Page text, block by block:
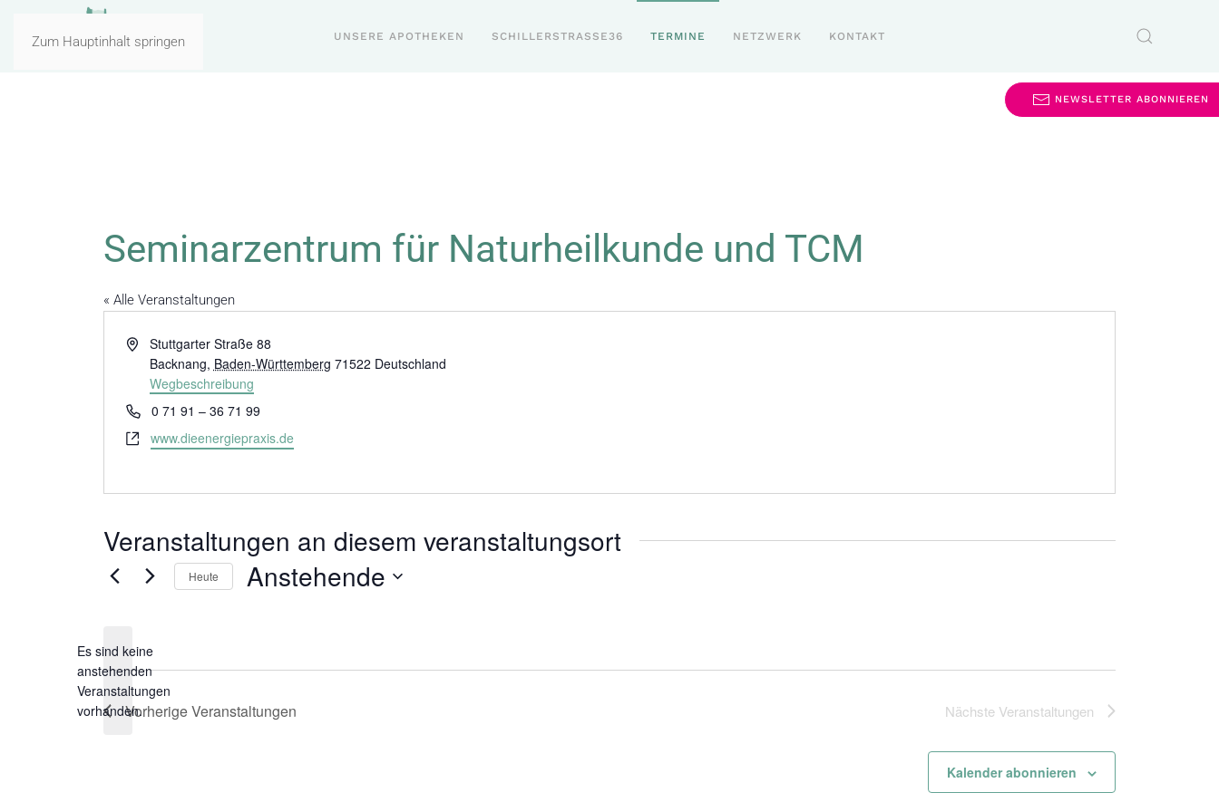
Zum Hauptinhalt springen UNSERE APOTHEKEN SCHILLERSTRASSE36 TERMINE NETZWERK KONTAKT
Seminarzentrum für Naturheilkunde und TCM
« Alle Veranstaltungen
AdresseStuttgarter Straße 88
Backnang, Baden-Württemberg 71522 Deutschland
Wegbeschreibung
Telefon0 71 91 – 36 71 99
Webseitewww.dieenergiepraxis.de
Veranstaltungen an diesem veranstaltungsort
Hinweis
Es sind keine
anstehenden
Veranstaltungen
vorhanden.
Heute Anstehende
VorherigeVeranstaltungen Nächste Veranstaltungen
Kalender abonnieren
NEWSLETTER ABONNIEREN